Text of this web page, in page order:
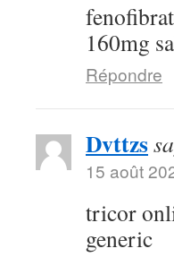
160mg
Répondre
Dvttzs
15 août
tricor
generic